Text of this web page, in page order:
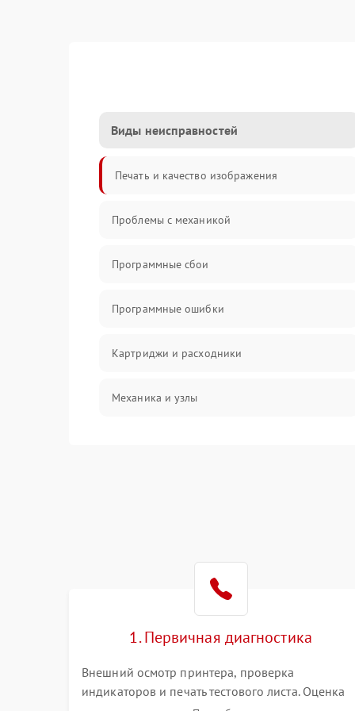
Виды неисправностей
Печать и качество изображения
Проблемы с механикой
Программные сбои
Программные ошибки
Картриджи и расходники
Механика и узлы
1. Первичная диагностика
Внешний осмотр принтера, проверка
индикаторов и печать тестового листа. Оценка